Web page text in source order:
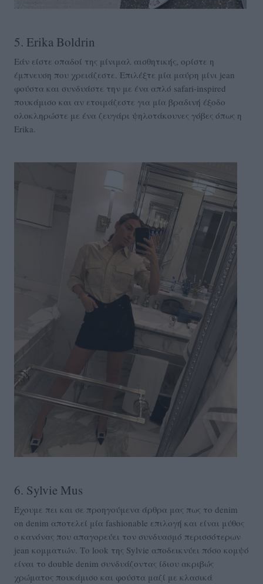
5. Erika Boldrin
Εάν είστε οπαδοί της μίνιμαλ αισθητικής, ορίστε η
έμπνευση που χρειάζεστε. Επιλέξτε μία μαύρη μίνι jean
φούστα και συνδυάστε την με ένα απλό safari-inspired
πουκάμισο και αν ετοιμάζεστε για μία βραδινή έξοδο
ολοκληρώστε με ένα ζευγάρι ψηλοτάκουνες γόβες όπως η
Erika.
6. Sylvie Mus
Έχουμε πει και σε προηγούμενα άρθρα μας πως το denim
on denim αποτελεί μία fashionable επιλογή και είναι μύθος
ο κανόνας που απαγορεύει τον συνδυασμό περισσότερων
jean κομματιών. Το look της Sylvie αποδεικνύει πόσο κομψό
είναι το double denim συνδυάζοντας ίδιου ακριβώς
χρώματος πουκάμισο και φούστα μαζί με κλασικά